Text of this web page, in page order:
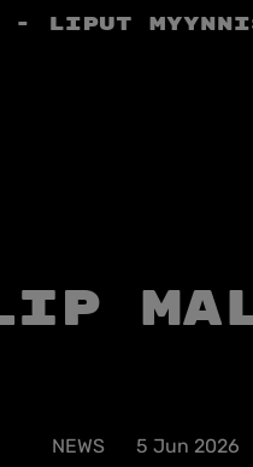
- liput
NEWS 5 Jun 2026